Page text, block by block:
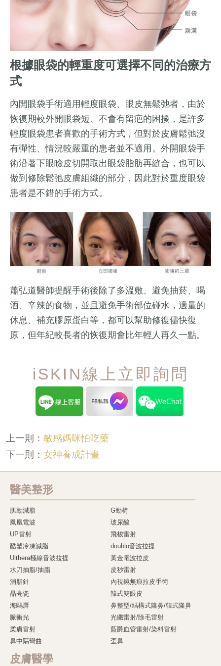
根據眼袋的輕重度可選擇不同的治療方
式
內開眼袋手術適用輕度眼袋、眼皮無鬆弛者，由於
恢復期較外開眼袋短、不會有留疤的困擾，是許多
輕度眼袋患者喜歡的手術方式，但對於皮膚鬆弛沒
有彈性、情況較嚴重的患者並不適用。外開眼袋手
術沿著下眼瞼皮切開取出眼袋脂肪再縫合，也可以
做到修除鬆弛皮膚組織的部分，因此對於重度眼袋
患者是不錯的手術方式。
蕭弘道醫師提醒手術後除了多溫敷、避免抽菸、喝
酒、辛辣的食物，並且避免手術部位碰水，適量的
休息、補充膠原蛋白等，都可以幫助修復儘快復
原，但年紀較長者的恢復期會比年輕人再久一點。
iSKIN線上立即詢問
上一則： 敏感媽咪怕吃藥
下一則： 女神養成計畫
醫美整形
肌動減脂
G動椅
鳳凰電波
玻尿酸
UP雷射
飛梭雷射
酷塑冷凍減脂
doublo音波拉提
Ulthera極線音波拉提
黃金電波拉皮
水刀抽脂/抽脂
皮秒雷射
消脂針
內視鏡無痕拉皮手術
晶亮瓷
韓式雙眼皮
海鷗唇
鼻整型/結構式隆鼻/韓式隆鼻
脈衝光
光纖雷射/除毛雷射
柔膚雷射
藍爵血管雷射/染料雷射
鼻中隔彎曲
歪鼻
皮膚醫學